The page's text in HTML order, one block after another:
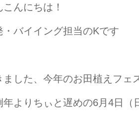
んにちは！
・バイイング担当のKです
ました、今年のお田植えフェ
年よりちぃと遅めの6月4日（